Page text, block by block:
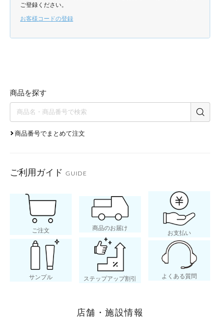
ご登録ください。
お客様コードの登録
商品を探す
商品番号でまとめて注文
ご利用ガイド GUIDE
ご注文 商品のお届け
お支払い
サンプル ステップアップ割引 よくある質問
店舗・施設情報